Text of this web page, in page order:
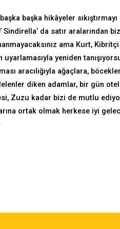
başka hikâyeler
ve’ Sindirella’ da satır
ama Kurt, Kibritçi
uyarlamasıyla yeniden
aracılığıyla ağaçlara,
diken adamlar, bir gün
Zuzu kadar bizi de mutlu
ortak olmak herkese iyi